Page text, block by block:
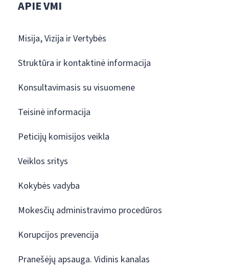
APIE VMI
Misija, Vizija ir Vertybės
Struktūra ir kontaktinė informacija
Konsultavimasis su visuomene
Teisinė informacija
Peticijų komisijos veikla
Veiklos sritys
Kokybės vadyba
Mokesčių administravimo procedūros
Korupcijos prevencija
Pranešėjų apsauga. Vidinis kanalas